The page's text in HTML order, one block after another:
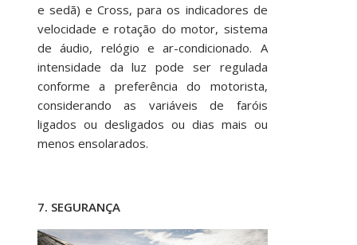
e sedã) e Cross, para os indicadores de
velocidade e rotação do motor, sistema
de áudio, relógio e ar-condicionado. A
intensidade da luz pode ser regulada
conforme a preferência do motorista,
considerando as variáveis de faróis
ligados ou desligados ou dias mais ou
menos ensolarados.
7. SEGURANÇA